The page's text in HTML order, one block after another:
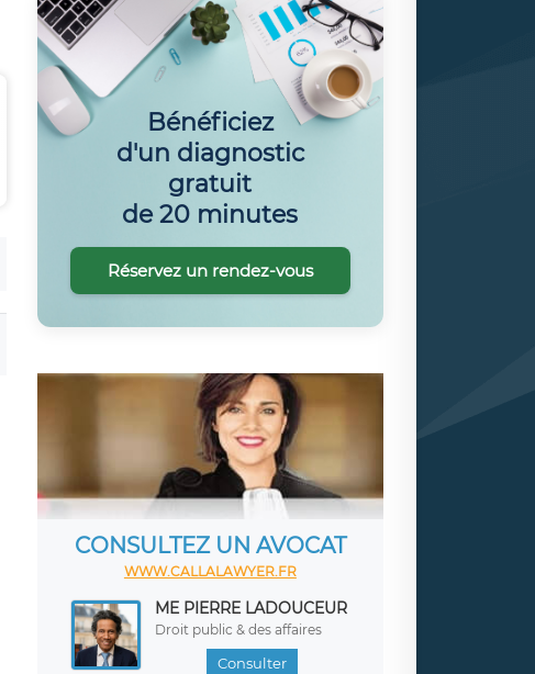
Bénéficiez
d'un diagnostic
gratuit
de 20 minutes
Réservez un rendez-vous
CONSULTEZ UN AVOCAT
WWW.CALLALAWYER.FR
ME PIERRE LADOUCEUR
Droit public & des affaires
Consulter